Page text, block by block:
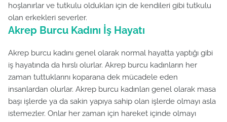
hoşlanırlar ve tutkulu oldukları için de kendileri gibi tutkulu
olan erkekleri severler.
Akrep Burcu Kadını İş Hayatı
Akrep burcu kadını genel olarak normal hayatta yaptığı gibi
iş hayatında da hırslı olurlar. Akrep burcu kadınların her
zaman tuttuklarını koparana dek mücadele eden
insanlardan olurlar. Akrep burcu kadınları genel olarak masa
başı işlerde ya da sakin yapıya sahip olan işlerde olmayı asla
istemezler. Onlar her zaman için hareket içinde olmayı